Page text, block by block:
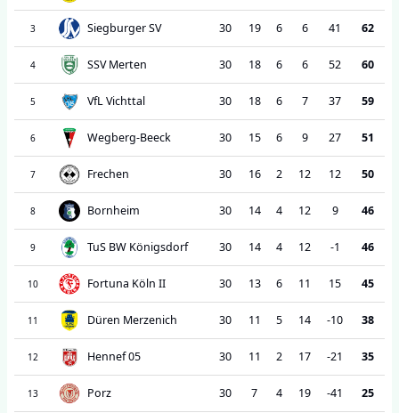
3 Siegburger SV 30 19 6 6 41 62
4 SSV Merten 30 18 6 6 52 60
5 VfL Vichttal 30 18 6 7 37 59
6 Wegberg-Beeck 30 15 6 9 27 51
7 Frechen 30 16 2 12 12 50
8 Bornheim 30 14 4 12 9 46
9 TuS BW Königsdorf 30 14 4 12 -1 46
10 Fortuna Köln II 30 13 6 11 15 45
11 Düren Merzenich 30 11 5 14 -10 38
12 Hennef 05 30 11 2 17 -21 35
13 Porz 30 7 4 19 -41 25